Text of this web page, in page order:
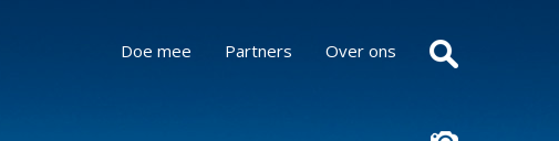
Doe mee Partners Over ons